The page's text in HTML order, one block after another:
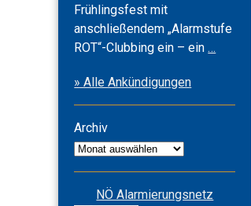
Frühlingsfest mit
anschließendem „Alarmstufe
ROT“-Clubbing ein – ein…
» Alle Ankündigungen
Archiv
Archiv
NÖ Alarmierungsnetz